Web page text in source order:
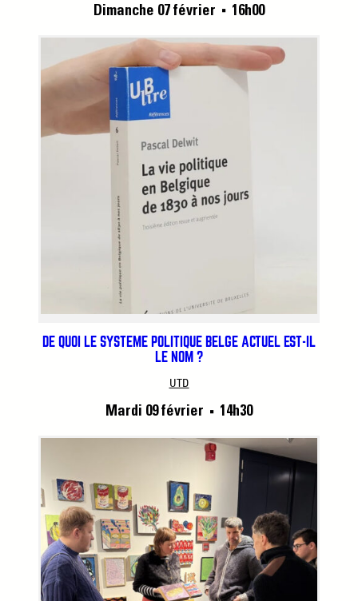
Dimanche 07 février ■ 16h00
DE QUOI LE SYSTÈME POLITIQUE BELGE ACTUEL EST-IL
LE NOM ?
UTD
Mardi 09 février ■ 14h30